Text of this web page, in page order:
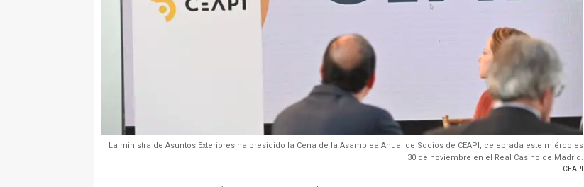
La ministra de Asuntos Exteriores ha presidido la Cena de la Asamblea Anual de Socios de CEAPI, celebrada este miércoles
30 de noviembre en el Real Casino de Madrid.
- CEAPI